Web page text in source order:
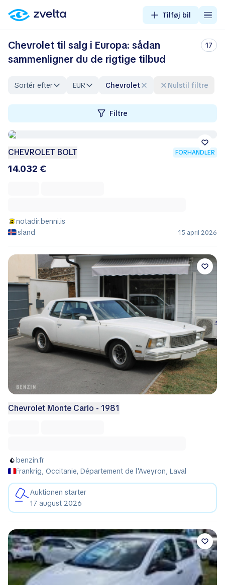
Tilføj bil
Chevrolet til salg i Europa: sådan
sammenligner du de rigtige tilbud
17
Sortér efter EUR Chevrolet Nulstil filtre
Filtre
CHEVROLET BOLT FORHANDLER
14.032 €
notadir.benni.is
Island
15 april 2026
Chevrolet Monte Carlo - 1981
benzin.fr
Frankrig, Occitanie, Département de l'Aveyron, Laval
Auktionen starter
17 august 2026